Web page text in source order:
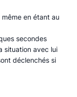
en étant au
secondes
situation avec lui
déclenchés si